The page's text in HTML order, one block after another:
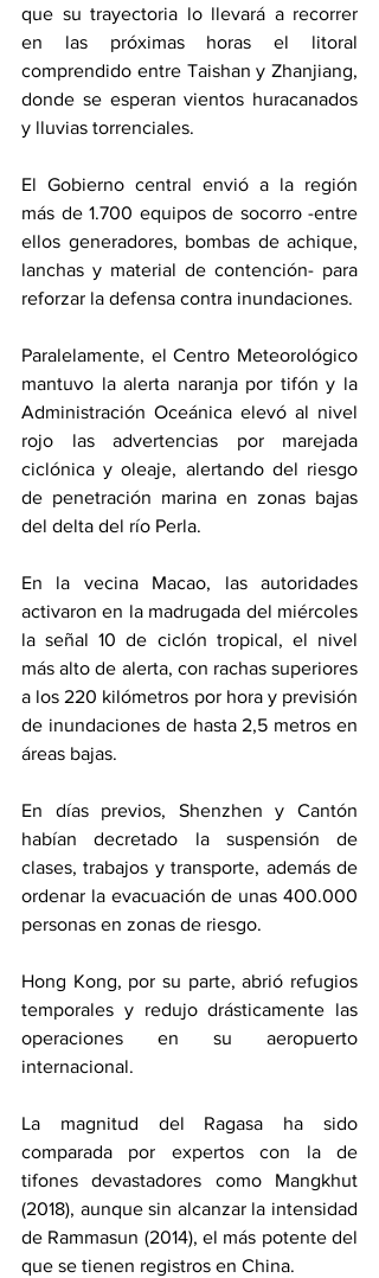
que su trayectoria lo llevará a recorrer
en las próximas horas el litoral
comprendido entre Taishan y Zhanjiang,
donde se esperan vientos huracanados
y lluvias torrenciales.
El Gobierno central envió a la región
más de 1.700 equipos de socorro -entre
ellos generadores, bombas de achique,
lanchas y material de contención- para
reforzar la defensa contra inundaciones.
Paralelamente, el Centro Meteorológico
mantuvo la alerta naranja por tifón y la
Administración Oceánica elevó al nivel
rojo las advertencias por marejada
ciclónica y oleaje, alertando del riesgo
de penetración marina en zonas bajas
del delta del río Perla.
En la vecina Macao, las autoridades
activaron en la madrugada del miércoles
la señal 10 de ciclón tropical, el nivel
más alto de alerta, con rachas superiores
a los 220 kilómetros por hora y previsión
de inundaciones de hasta 2,5 metros en
áreas bajas.
En días previos, Shenzhen y Cantón
habían decretado la suspensión de
clases, trabajos y transporte, además de
ordenar la evacuación de unas 400.000
personas en zonas de riesgo.
Hong Kong, por su parte, abrió refugios
temporales y redujo drásticamente las
operaciones en su aeropuerto
internacional.
La magnitud del Ragasa ha sido
comparada por expertos con la de
tifones devastadores como Mangkhut
(2018), aunque sin alcanzar la intensidad
de Rammasun (2014), el más potente del
que se tienen registros en China.